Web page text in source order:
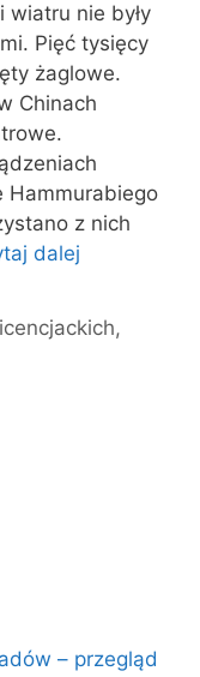
wiatru nie były
Pięć tysięcy
żaglowe.
Chinach
Hammurabiego
z nich
dalej
– przegląd